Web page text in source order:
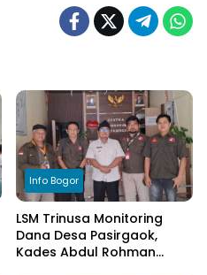
Info Bogor
LSM Trinusa Monitoring
Dana Desa Pasirgaok,
Kades Abdul Rohman